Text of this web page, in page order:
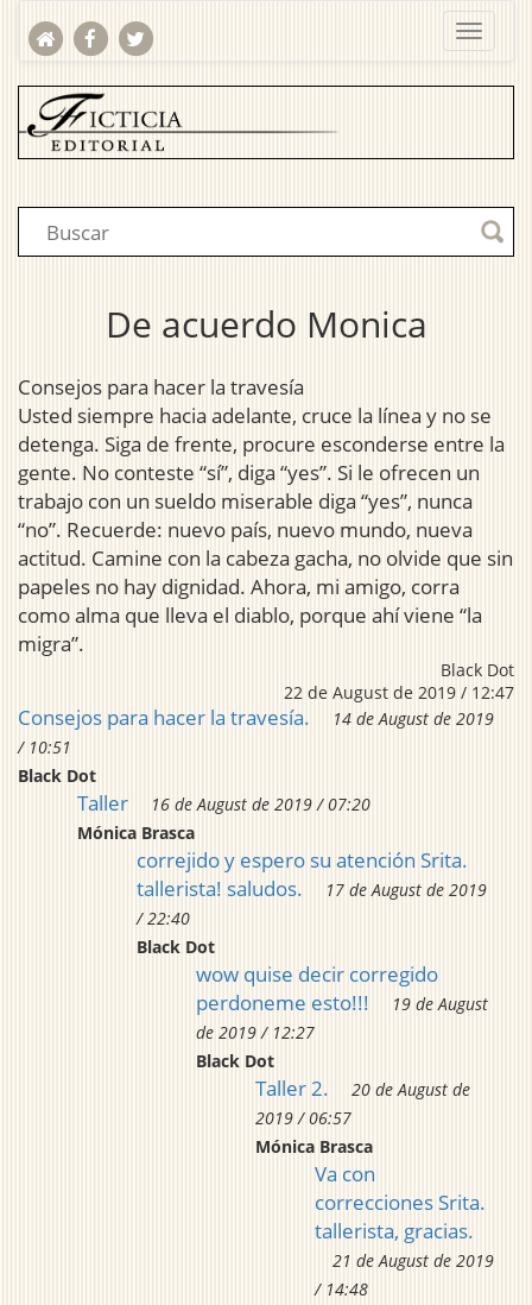
De acuerdo Monica
Consejos para hacer la travesía
Usted siempre hacia adelante, cruce la línea y no se
detenga. Siga de frente, procure esconderse entre la
gente. No conteste “sí”, diga “yes”. Si le ofrecen un
trabajo con un sueldo miserable diga “yes”, nunca
“no”. Recuerde: nuevo país, nuevo mundo, nueva
actitud. Camine con la cabeza gacha, no olvide que sin
papeles no hay dignidad. Ahora, mi amigo, corra
como alma que lleva el diablo, porque ahí viene “la
migra”.
Black Dot
22 de August de 2019 / 12:47
Consejos para hacer la travesía.
14 de August de 2019
/ 10:51
Black Dot
Taller
16 de August de 2019 / 07:20
Mónica Brasca
correjido y espero su atención Srita.
tallerista! saludos.
17 de August de 2019
/ 22:40
Black Dot
wow quise decir corregido
perdoneme esto!!!
19 de August
de 2019 / 12:27
Black Dot
Taller 2.
20 de August de
2019 / 06:57
Mónica Brasca
Va con
correcciones Srita.
tallerista, gracias.
21 de August de 2019
/ 14:48